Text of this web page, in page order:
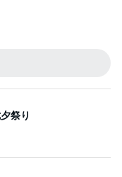
せた話